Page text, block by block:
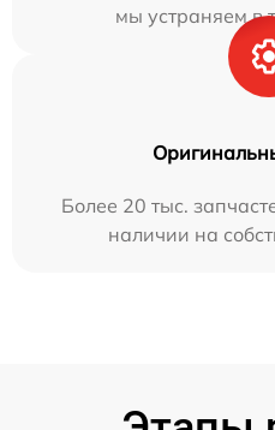
мы устраняем в
Более 20 тыс.
наличии на